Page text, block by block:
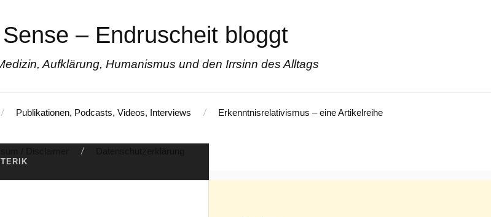
– Endruscheit bloggt
Aufklärung, Humanismus und den Irrsinn des Alltags
Publikationen, Podcasts, Videos, Interviews Erkenntnisrelativismus – eine Artikelreihe